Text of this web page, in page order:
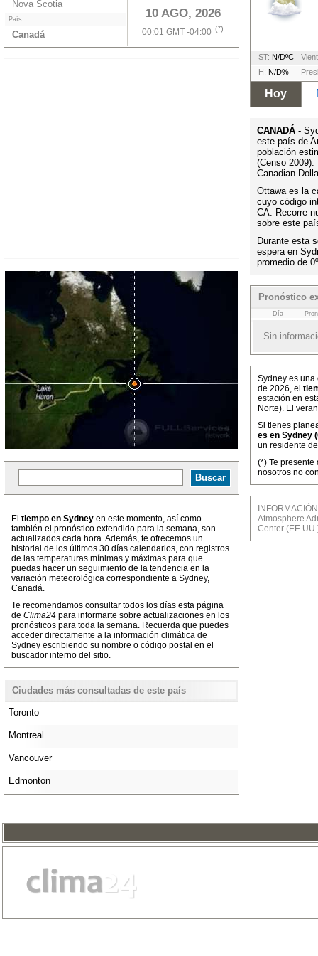
10 AGO, 2026
00:01 GMT -04:00 (*)
Nova Scotia
País
Canadá
El tiempo en Sydney en este momento, así como
también el pronóstico extendido para la semana, son
actualizados cada hora. Además, te ofrecemos un
historial de los últimos 30 días calendarios, con registros
de las temperaturas mínimas y máximas para que
puedas hacer un seguimiento de la tendencia en la
variación meteorológica correspondiente a Sydney,
Canadá.
Te recomendamos consultar todos los días esta página
de Clima24 para informarte sobre actualizaciones en los
pronósticos para toda la semana. Recuerda que puedes
acceder directamente a la información climática de
Sydney escribiendo su nombre o código postal en el
buscador interno del sitio.
Ciudades más consultadas de este país
Toronto
Montreal
Vancouver
Edmonton
ST: N/DºC
H: N/D%
Hoy
CANADÁ -
este país de
población
(Censo
Canadian
Ottawa es la
cuyo código
CA. Recorre
sobre este
Durante esta
espera en
promedio de
Pronóstico
Día
Sin
Sydney es
de 2026, el
estación en
Norte). El
Si tienes
es en Sydney
un residente
(*) Te
nosotros no
Atmosphere
Center